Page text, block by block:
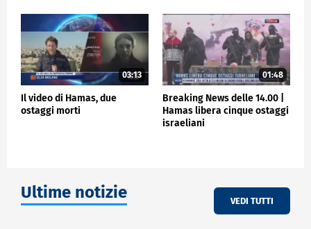
la vita di persone innocenti non è qualcosa che si
può semplicemente risparmiare
qualcosa che si può semplicemente scambiare o
mettere in secondo piano per altri obiettivi e
ragioni", ha aggiunto.
ESTERI
03:13
Il video di Hamas, due
ostaggi morti
01:48
Breaking News delle 14.00 |
Hamas libera cinque ostaggi
israeliani
Ultime notizie VEDI TUTTI